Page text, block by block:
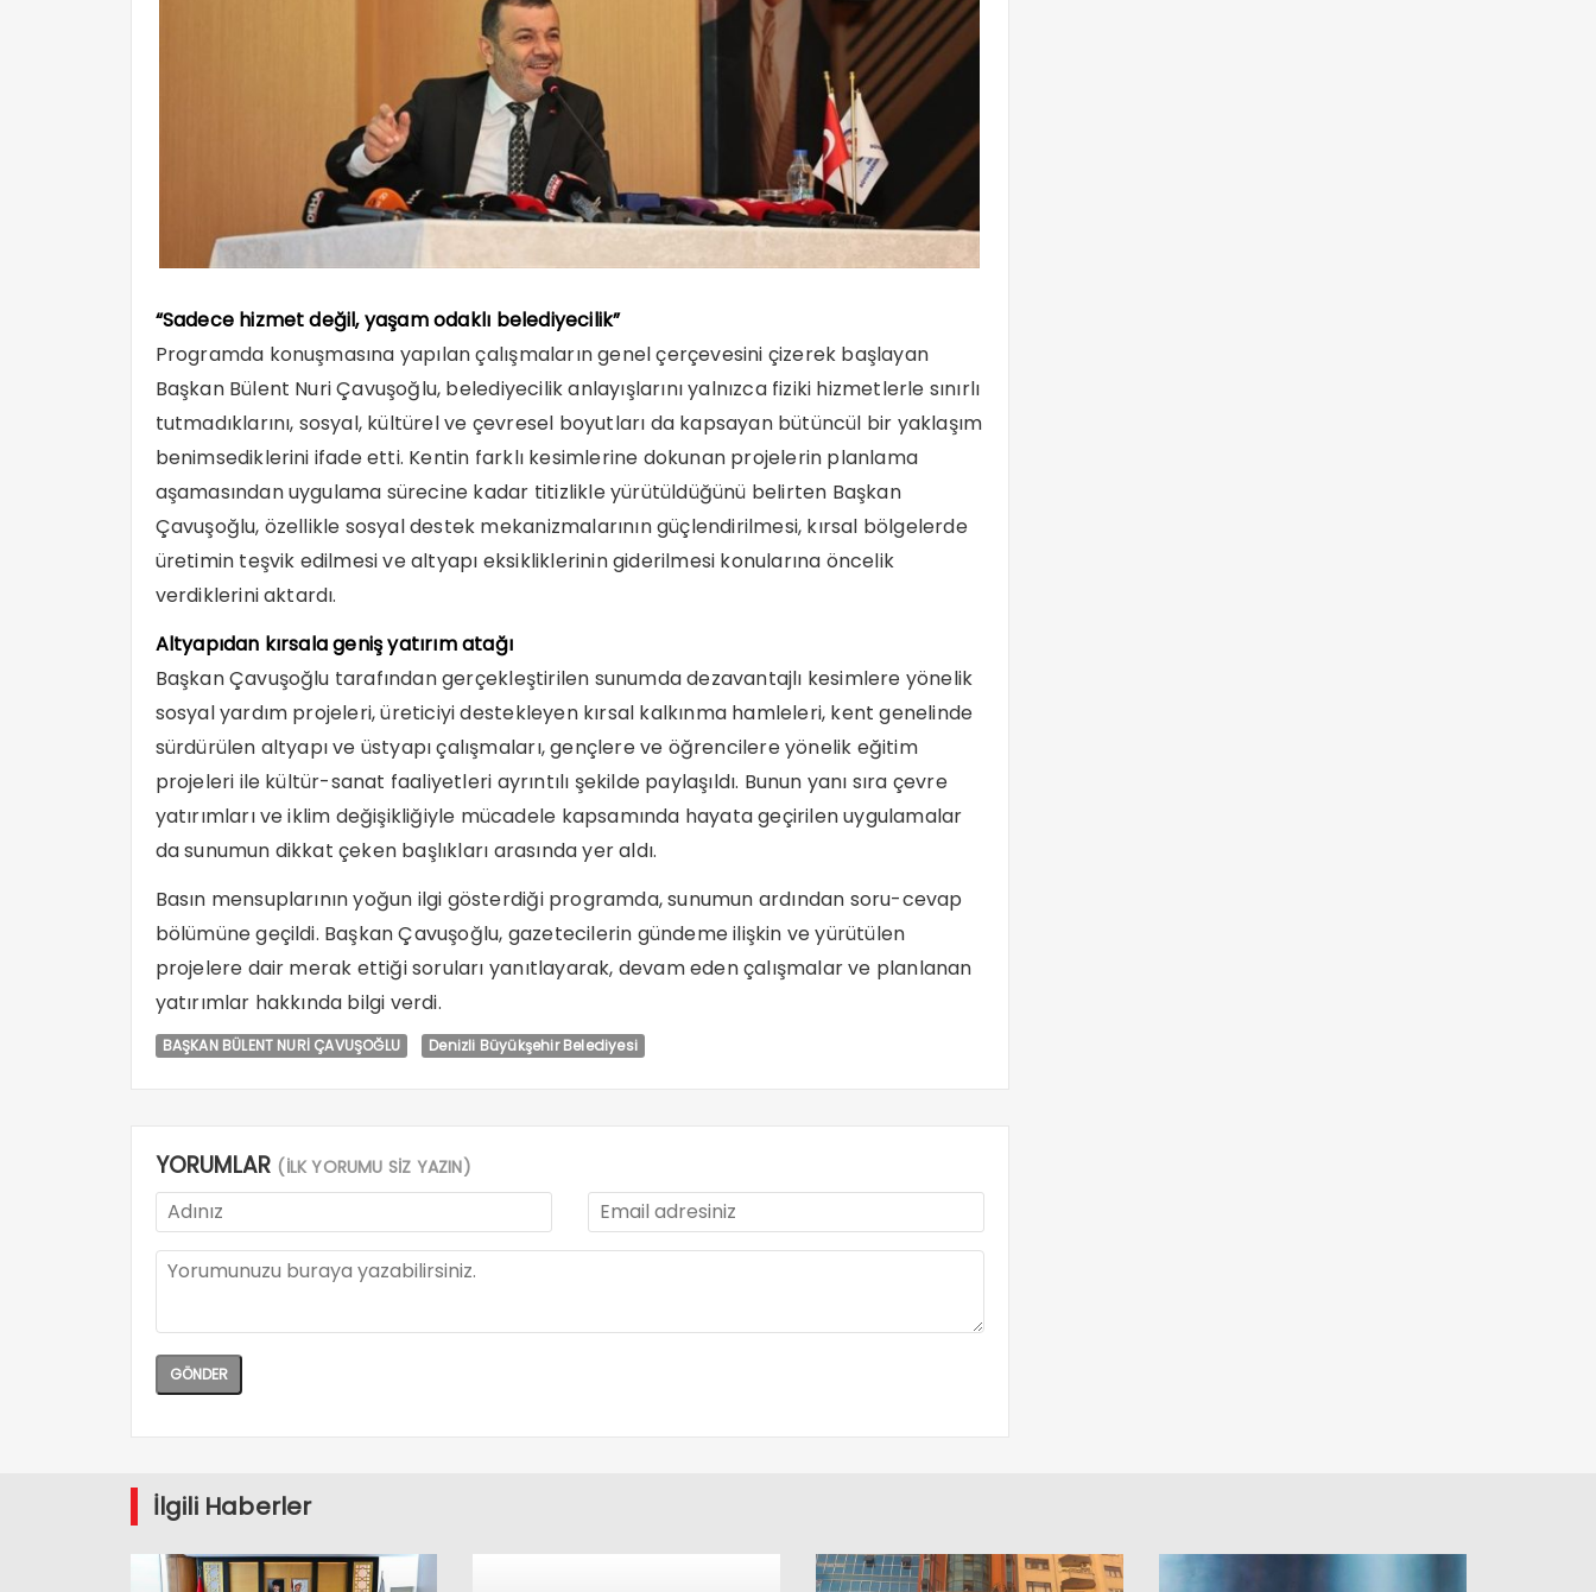
“Sadece hizmet değil, yaşam odaklı belediyecilik”
Programda konuşmasına yapılan çalışmaların genel çerçevesini çizerek başlayan
Başkan Bülent Nuri Çavuşoğlu, belediyecilik anlayışlarını yalnızca fiziki hizmetlerle sınırlı
tutmadıklarını, sosyal, kültürel ve çevresel boyutları da kapsayan bütüncül bir yaklaşım
benimsediklerini ifade etti. Kentin farklı kesimlerine dokunan projelerin planlama
aşamasından uygulama sürecine kadar titizlikle yürütüldüğünü belirten Başkan
Çavuşoğlu, özellikle sosyal destek mekanizmalarının güçlendirilmesi, kırsal bölgelerde
üretimin teşvik edilmesi ve altyapı eksikliklerinin giderilmesi konularına öncelik
verdiklerini aktardı.
Altyapıdan kırsala geniş yatırım atağı
Başkan Çavuşoğlu tarafından gerçekleştirilen sunumda dezavantajlı kesimlere yönelik
sosyal yardım projeleri, üreticiyi destekleyen kırsal kalkınma hamleleri, kent genelinde
sürdürülen altyapı ve üstyapı çalışmaları, gençlere ve öğrencilere yönelik eğitim
projeleri ile kültür-sanat faaliyetleri ayrıntılı şekilde paylaşıldı. Bunun yanı sıra çevre
yatırımları ve iklim değişikliğiyle mücadele kapsamında hayata geçirilen uygulamalar
da sunumun dikkat çeken başlıkları arasında yer aldı.
Basın mensuplarının yoğun ilgi gösterdiği programda, sunumun ardından soru-cevap
bölümüne geçildi. Başkan Çavuşoğlu, gazetecilerin gündeme ilişkin ve yürütülen
projelere dair merak ettiği soruları yanıtlayarak, devam eden çalışmalar ve planlanan
yatırımlar hakkında bilgi verdi.
BAŞKAN BÜLENT NURİ ÇAVUŞOĞLU Denizli Büyükşehir Belediyesi
YORUMLAR (İLK YORUMU SİZ YAZIN)
İlgili Haberler